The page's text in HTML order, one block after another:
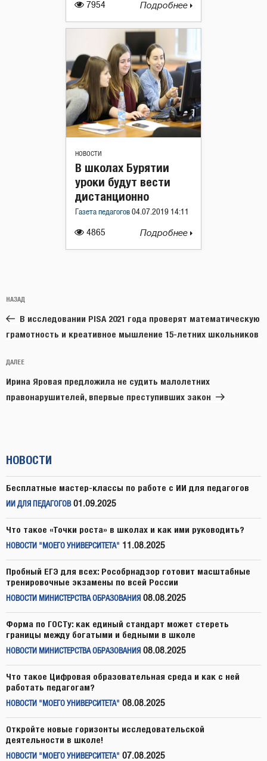
7954 Подробнее
НОВОСТИ
4865
В школах Бурятии
уроки будут вести
дистанционно
Газета педагогов 04.07.2019 14:11
Подробнее
по
записям
Предыдущая
запись:
НАЗАД
В исследовании PISA 2021 года проверят математическую
грамотность и креативное мышление 15-летних школьников
Следующая
запись
ДАЛЕЕ
Ирина Яровая предложила не судить малолетних
правонарушителей, впервые преступивших закон
НОВОСТИ
Бесплатные мастер-классы по работе с ИИ для педагогов
ИИ ДЛЯ ПЕДАГОГОВ 01.09.2025
Что такое «Точки роста» в школах и как ими руководить?
НОВОСТИ "МОЕГО УНИВЕРСИТЕТА" 11.08.2025
Пробный ЕГЭ для всех: Рособрнадзор готовит масштабные
тренировочные экзамены по всей России
НОВОСТИ МИНИСТЕРСТВА ОБРАЗОВАНИЯ 08.08.2025
Форма по ГОСТу: как единый стандарт может стереть
границы между богатыми и бедными в школе
НОВОСТИ МИНИСТЕРСТВА ОБРАЗОВАНИЯ 08.08.2025
Что такое Цифровая образовательная среда и как с ней
работать педагогам?
НОВОСТИ "МОЕГО УНИВЕРСИТЕТА" 08.08.2025
Откройте новые горизонты исследовательской
деятельности в школе!
НОВОСТИ "МОЕГО УНИВЕРСИТЕТА" 07.08.2025